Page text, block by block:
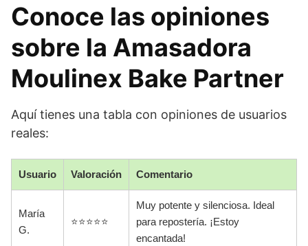
Conoce las opiniones
sobre la Amasadora
Moulinex Bake Partner
Aquí tienes una tabla con opiniones de usuarios
reales:
Usuario Valoración Comentario
María
G.
⭐⭐⭐⭐⭐
Muy potente y silenciosa. Ideal
para repostería. ¡Estoy
encantada!